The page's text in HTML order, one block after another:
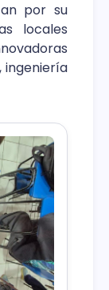
por su
locales
ingeniería